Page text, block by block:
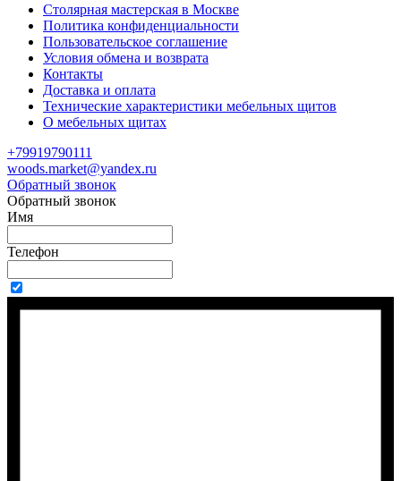
Столярная мастерская в Москве
Политика конфиденциальности
Пользовательское соглашение
Условия обмена и возврата
Контакты
Доставка и оплата
Технические характеристики мебельных щитов
О мебельных щитах
+79919790111
woods.market@yandex.ru
Обратный звонок
Обратный звонок
Имя
Телефон